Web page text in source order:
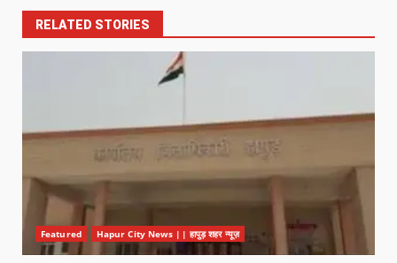
RELATED STORIES
Featured Hapur City News || हापुड़ शहर न्यूज़